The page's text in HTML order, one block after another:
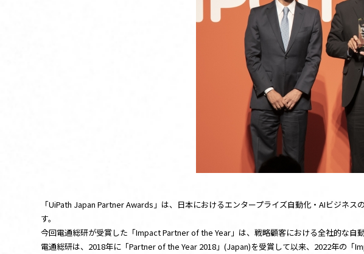
「UiPath Japan Partner Awards」は、日本におけるエンタープライズ自動化・AIビジネ
す。
今回電通総研が受賞した「Impact Partner of the Year」は、戦略顧客における全社的な自
電通総研は、2018年に「Partner of the Year 2018」(Japan)を受賞して以来、2022年の